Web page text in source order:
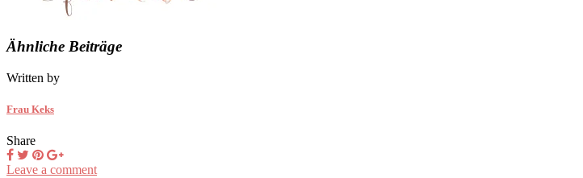
Ähnliche Beiträge
Written by
Frau Keks
Share
Leave a comment